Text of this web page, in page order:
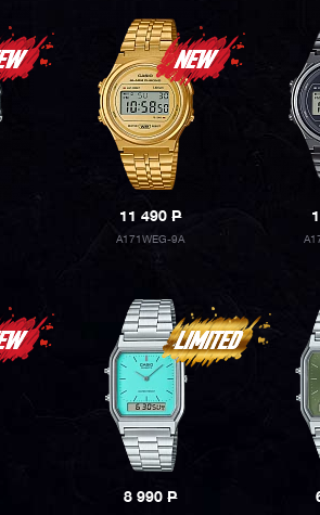
11 490P
A171WEG-9A
8 990P